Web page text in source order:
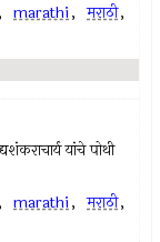
, marathi, मराठी,
यांचे पोथी
, marathi, मराठी,